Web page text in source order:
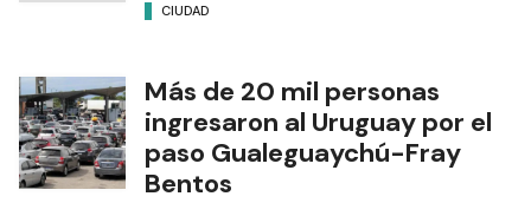
CIUDAD
Más de 20 mil personas
ingresaron al Uruguay por el
paso Gualeguaychú-Fray
Bentos